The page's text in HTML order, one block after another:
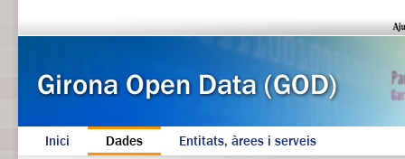
Inici Dades Entitats, àrees i serveis